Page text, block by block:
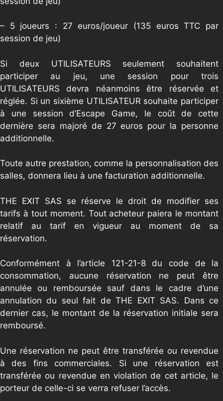
– 5 joueurs : 27 euros/joueur (135 euros TTC par
session de jeu)
Si deux UTILISATEURS seulement souhaitent
participer au jeu, une session pour trois
UTILISATEURS devra néanmoins être réservée et
réglée. Si un sixième UTILISATEUR souhaite participer
à une session d’Escape Game, le coût de cette
dernière sera majoré de 27 euros pour la personne
additionnelle.
Toute autre prestation, comme la personnalisation des
salles, donnera lieu à une facturation additionnelle.
THE EXIT SAS se réserve le droit de modifier ses
tarifs à tout moment. Tout acheteur paiera le montant
relatif au tarif en vigueur au moment de sa
réservation.
Conformément à l’article 121-21-8 du code de la
consommation, aucune réservation ne peut être
annulée ou remboursée sauf dans le cadre d’une
annulation du seul fait de THE EXIT SAS. Dans ce
dernier cas, le montant de la réservation initiale sera
remboursé.
Une réservation ne peut être transférée ou revendue
à des fins commerciales. Si une réservation est
transférée ou revendue en violation de cet article, le
porteur de celle-ci se verra refuser l’accès.